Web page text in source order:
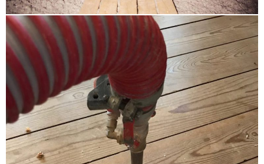
Steicozell Stockelsdorf
,Innendämmung Norderstedt,
Kellerdeckendämmung Niebüll Leck Bredstedt,
Steicozell Geesthacht
Einblasdämmung Bad
Schwartau
Dämmung Niebüll Leck Bredstedt,
Untersparrendämmung Ammersbek,
Zellulosedämmung Norderstedt
Kellerdeckendämmung Herzogtum Lauenburg,
Gebäudedämmung Schleswig Holstein,
Einblasdämmung Malente,Dachschrägendämmung
Preetz